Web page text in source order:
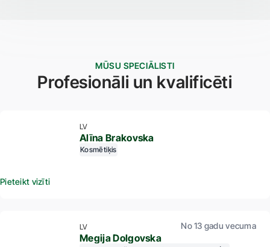
MŪSU SPECIĀLISTI
Profesionāli un kvalificēti
LV
Alīna Brakovska
Kosmētiķis
Pieteikt vizīti
LV No 13 gadu vecuma
Megija Dolgovska